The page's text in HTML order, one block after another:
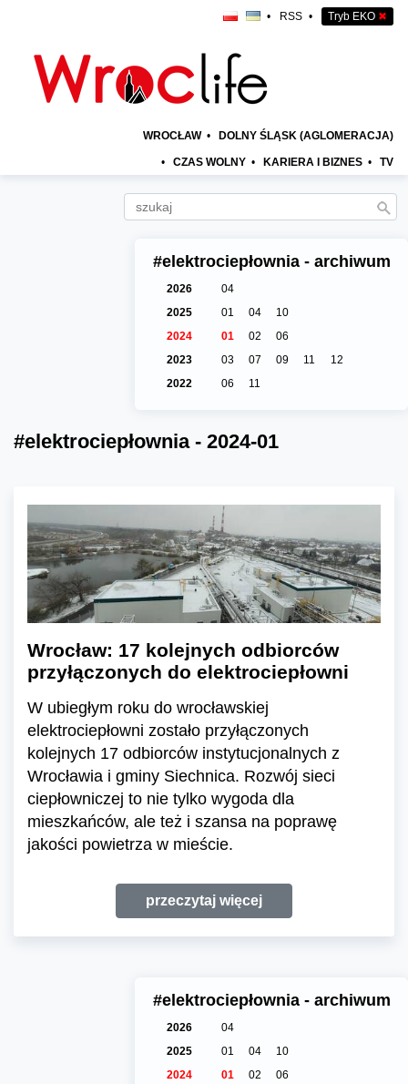
• RSS • Tryb EKO ✖
WROCŁAW • DOLNY ŚLĄSK (AGLOMERACJA)
• CZAS WOLNY • KARIERA I BIZNES • TV
#elektrociepłownia - archiwum
2026
04
2025
01 04
10
2024
01 02
06
2023
03 07 09 11
12
2022
06 11
#elektrociepłownia - 2024-01
Wrocław: 17 kolejnych odbiorców
przyłączonych do elektrociepłowni
W ubiegłym roku do wrocławskiej
elektrociepłowni zostało przyłączonych
kolejnych 17 odbiorców instytucjonalnych z
Wrocławia i gminy Siechnica. Rozwój sieci
ciepłowniczej to nie tylko wygoda dla
mieszkańców, ale też i szansa na poprawę
jakości powietrza w mieście.
przeczytaj więcej
#elektrociepłownia - archiwum
2026
04
2025
01 04
10
2024
01 02
06